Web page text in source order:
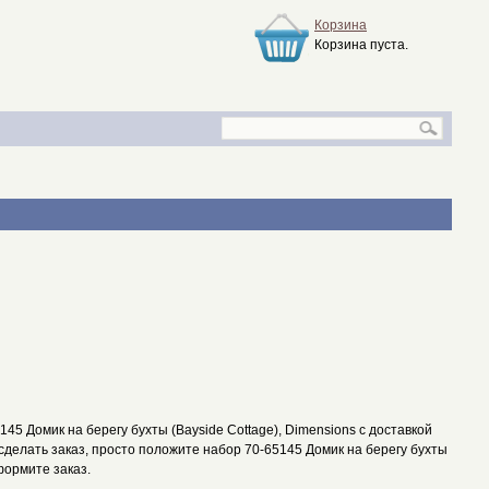
Корзина
Корзина пуста.
Домик на берегу бухты (Bayside Cottage), Dimensions с доставкой
заказ, просто положите набор 70-65145 Домик на берегу бухты
заказ.